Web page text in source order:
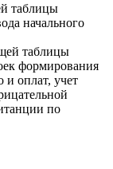
таблицы
начального
таблицы
формирования
и оплат, учет
по